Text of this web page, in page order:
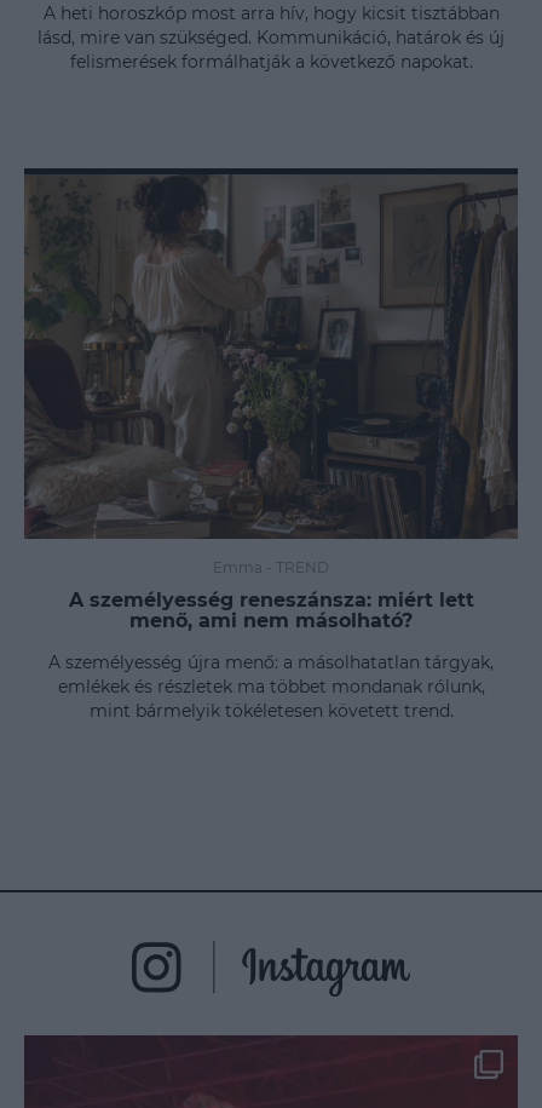
A heti horoszkóp most arra hív, hogy kicsit tisztábban
lásd, mire van szükséged. Kommunikáció, határok és új
felismerések formálhatják a következő napokat.
Emma - TREND
A személyesség reneszánsza: miért lett
menő, ami nem másolható?
A személyesség újra menő: a másolhatatlan tárgyak,
emlékek és részletek ma többet mondanak rólunk,
mint bármelyik tökéletesen követett trend.